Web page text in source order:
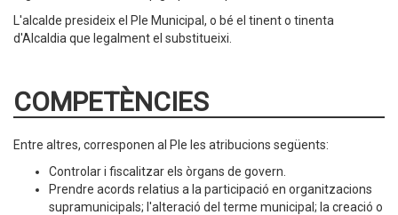
L'alcalde presideix el Ple Municipal, o bé el tinent o tinenta
d'Alcaldia que legalment el substitueixi.
COMPETÈNCIES
Entre altres, corresponen al Ple les atribucions següents:
Controlar i fiscalitzar els òrgans de govern.
Prendre acords relatius a la participació en organitzacions
supramunicipals; l'alteració del terme municipal; la creació o